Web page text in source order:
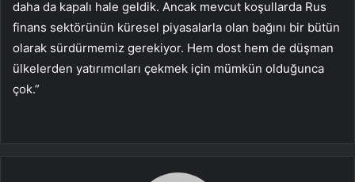
daha da kapalı hale geldik. Ancak mevcut koşullarda Rus
finans sektörünün küresel piyasalarla olan bağını bir bütün
olarak sürdürmemiz gerekiyor. Hem dost hem de düşman
ülkelerden yatırımcıları çekmek için mümkün olduğunca
çok.”